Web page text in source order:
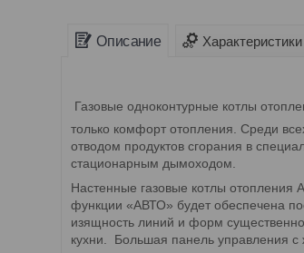
Описание Характеристики
Газовые одноконтурные котлы
только комфорт отопления. Среди
отводом продуктов сгорания в
стационарным дымоходом.
Настенные газовые котлы отопления
функции «АВТО» будет обеспечена
изящность линий и форм
кухни. Большая панель управления с